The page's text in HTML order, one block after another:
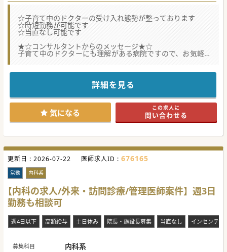
☆子育て中のドクターの受け入れ態勢が整っております
☆時短勤務が可能です
☆当直なし可能です
★☆コンサルタントからのメッセージ★☆
子育て中のドクターにも理解がある病院ですので、お気軽に
お問い合わせください。
#秋入職可
詳細を見る
気になる この求人に
問い合わせる
更新日 : 2026-07-22 医師求人ID : 676165
常勤 内科系
【内科の求人/外来・訪問診療/管理医師案件】週3日
勤務も相談可
週4日以下 高額給与 土日休み 院長・施設長募集 当直なし インセンティ
募集科目 内科系